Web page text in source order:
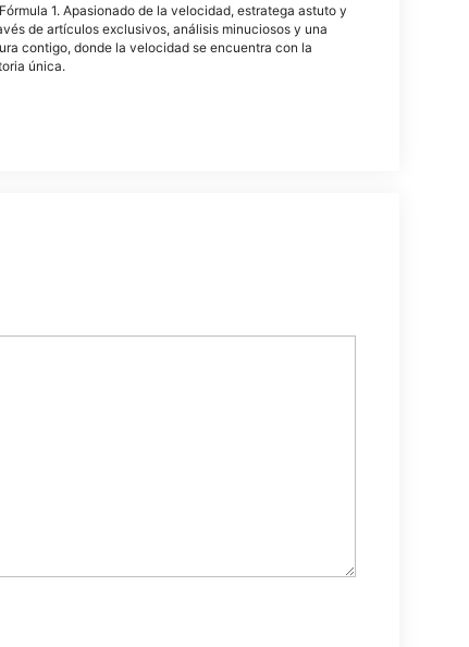
1. Apasionado de la velocidad, estratega astuto y
de artículos exclusivos, análisis minuciosos y una
contigo, donde la velocidad se encuentra con la
única.